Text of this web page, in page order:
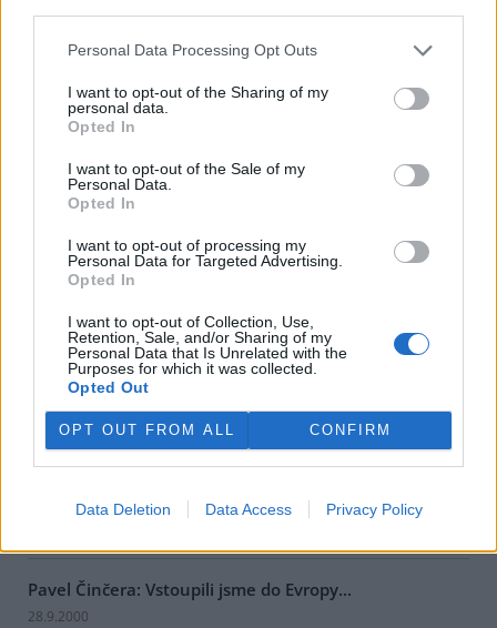
Personal Data Processing Opt Outs
I want to opt-out of the Sharing of my
personal data.
Opted In
I want to opt-out of the Sale of my
Personal Data.
Opted In
I want to opt-out of processing my
Personal Data for Targeted Advertising.
Opted In
I want to opt-out of Collection, Use,
Retention, Sale, and/or Sharing of my
Personal Data that Is Unrelated with the
Purposes for which it was collected.
Opted Out
OPT OUT FROM ALL CONFIRM
Data Deletion Data Access Privacy Policy
Bylo to něco, co jsme takřka všichni dosud znali jen z televizních
Jana Konopová: Klauniáda v národním parku
Na vrcholu Trojmezné při hranicích s Rakouskem v nadmořské
výšce nad 1300 m.n.m., v jediné dosud relativně zachovalé pralesní
části Šumavy se stromy přes 200 let starými a spoustou
chráněných rostlin a živočichů, nechala Správa
Národního parku
Šumavaběhem letošního léta, k poslednímu srpnovému dnu
prázdnin, pokácet téměř 370 m3 "dřevní hmoty". Tuto informaci
životního prostředí .
Eva Kosková: Antisummit se málo dotýkal české
situace
2.10.2000
Protiglobalizační kampaň v Praze v období zasedáníMMFaSB
neprobíhala pouze v ulicích.Iniciativa proti ekonomické globalizaci
Bankwatch Network,Milostivé léto 2000 Přátelé Zemědiskuzní
Pavel Činčera: Vstoupili jsme do Evropy...
28.9.2000